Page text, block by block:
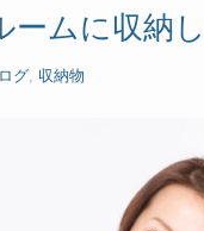
ムに収納
グ, 収納物